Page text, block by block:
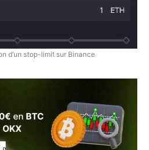
d’un stop-limit sur Binance